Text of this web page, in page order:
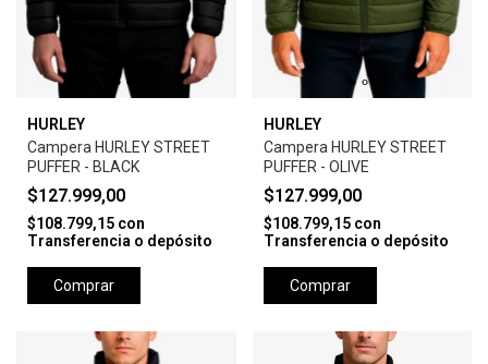
HURLEY
Campera HURLEY STREET
PUFFER - BLACK
$127.999,00
$108.799,15 con
Transferencia o depósito
Comprar
HURLEY
Campera HURLEY STREET
PUFFER - OLIVE
$127.999,00
$108.799,15 con
Transferencia o depósito
Comprar